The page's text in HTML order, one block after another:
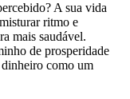
A sua vida
ritmo e
mais saudável.
de prosperidade
como um